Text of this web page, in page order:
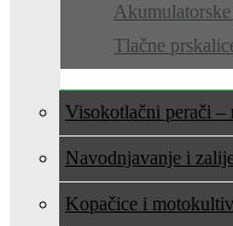
Tlačne
Visokotlačni perači –
Navodnjavanje i
Kopačice i